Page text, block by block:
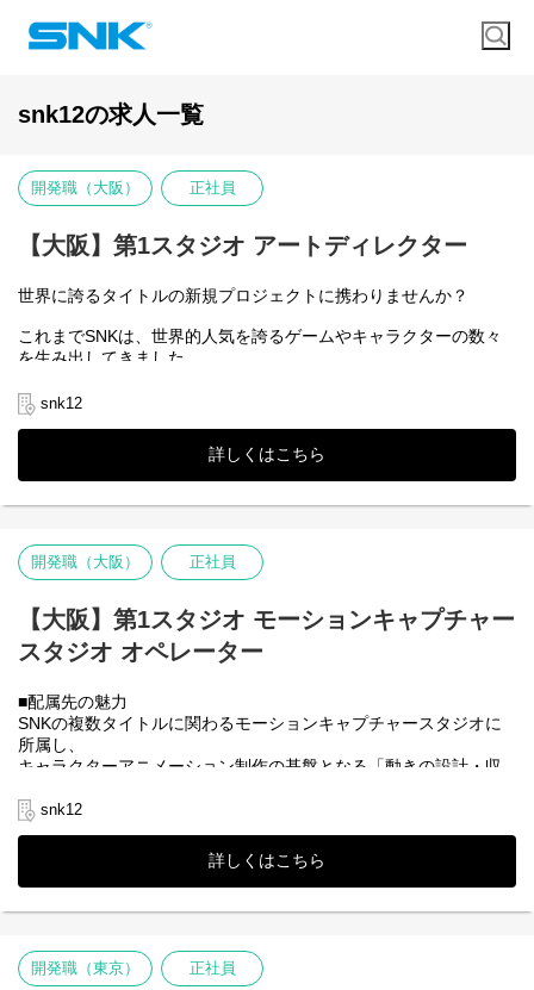
snk12の求人一覧
開発職（大阪） 正社員
【大阪】第1スタジオ アートディレクター
世界に誇るタイトルの新規プロジェクトに携わりませんか？
これまでSNKは、世界的人気を誇るゲームやキャラクターの数々
を生み出してきました。
クションシューティングゲームでは、メタルスラッグなどがあ
り、どれも知名度バツグンの強力な自社IPです。
他にも多くのＩＰを保有しています。
そんな自社IPを活かした、新規プロジェクトの開発メンバーを大
募集します。
体制の強化に着手していきます。
新しく充実した開発環境で力を発揮したい方、もっと自己表現を
様なチャレンジの機会が増えていきます。
ぜひこの機会に新たなSNKへの参加をご検討ください。
snk12
詳しくはこちら
開発職（大阪） 正社員
【大阪】第1スタジオ モーションキャプチャー
スタジオ オペレーター
■配属先の魅力
SNKの複数タイトルに関わるモーションキャプチャースタジオに
所属し、
キャラクターアニメーション制作の基盤となる「動きの設計・収
インゲーム・カットシーン・フェイシャルキャプチャーなど、幅
広い用途の収録を担当しており、タイトル横断で多様な表現に携
また、アクター・アニメーター・デザイナーなど複数職種と連携
ゲーム開発における動き制作の中心的な工程を実務として体験で
■本ポジションの魅力
snk12
詳しくはこちら
開発職（東京） 正社員